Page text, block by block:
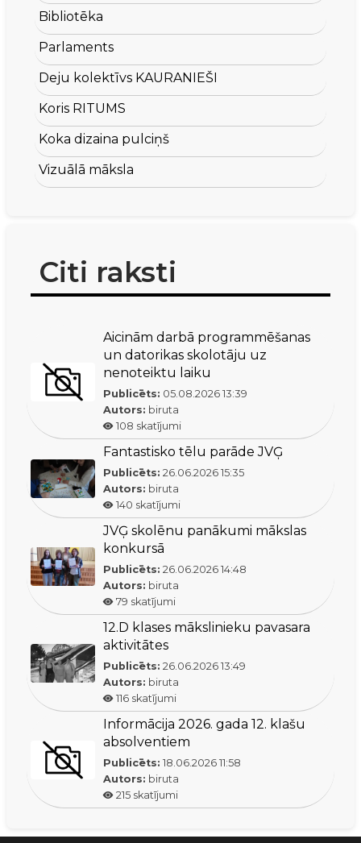
Bibliotēka
Parlaments
Deju kolektīvs KAURANIEŠI
Koris RITUMS
Koka dizaina pulciņš
Vizuālā māksla
Citi raksti
Aicinām darbā programmēšanas
un datorikas skolotāju uz
nenoteiktu laiku
Publicēts: 05.08.2026 13:39
Autors: biruta
108 skatījumi
Fantastisko tēlu parāde JVĢ
Publicēts: 26.06.2026 15:35
Autors: biruta
140 skatījumi
JVĢ skolēnu panākumi mākslas
konkursā
Publicēts: 26.06.2026 14:48
Autors: biruta
79 skatījumi
12.D klases mākslinieku pavasara
aktivitātes
Publicēts: 26.06.2026 13:49
Autors: biruta
116 skatījumi
Informācija 2026. gada 12. klašu
absolventiem
Publicēts: 18.06.2026 11:58
Autors: biruta
215 skatījumi